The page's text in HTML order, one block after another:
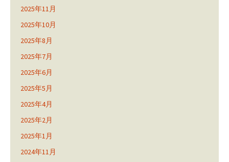
2025年11月
2025年10月
2025年8月
2025年7月
2025年6月
2025年5月
2025年4月
2025年2月
2025年1月
2024年11月